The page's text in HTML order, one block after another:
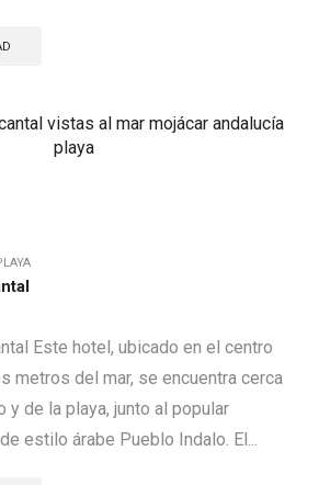
Este hotel, ubicado en el centro
metros del mar, se encuentra cerca
y de la playa, junto al popular
estilo árabe Pueblo Indalo. El...